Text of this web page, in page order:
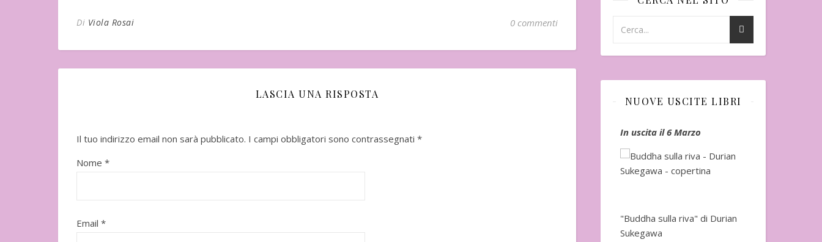
Di Viola Rosai 0 commenti
LASCIA UNA RISPOSTA
Il tuo indirizzo email non sarà pubblicato. I campi obbligatori sono contrassegnati *
Nome *
Email *
NUOVE USCITE LIBRI
In uscita il 6 Marzo
"Buddha sulla riva" di Durian
Sukegawa